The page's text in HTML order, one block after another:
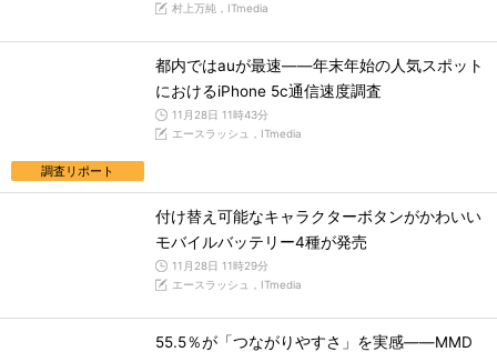
村上万純，ITmedia
調査リポート
都内ではauが最速――年末年始の人気スポット
におけるiPhone 5c通信速度調査
11月28日 11時43分
エースラッシュ，ITmedia
付け替え可能なキャラクターボタンがかわいい
モバイルバッテリー4種が発売
11月28日 11時29分
エースラッシュ，ITmedia
55.5％が「つながりやすさ」を実感――MMD